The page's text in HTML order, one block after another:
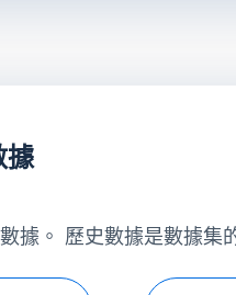
據
據。 歷史數據是數據